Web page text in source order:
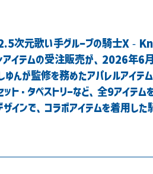
次元歌い手グループの騎士X -
アイテムの受注販売が、2026年
んが監修を務めたアパレルアイテ
ト・タペストリーなど、全9アイテ
インで、コラボアイテムを着用し